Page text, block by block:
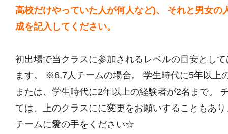
高校だけやっていた人が何人など)、 それと男女の
成を記入してください。
初出場で当クラスに参加されるレベルの目安とし
ます。 ※6,7人チームの場合。 学生時代に5年以上
または、学生時代に2年以上の経験者が2名まで。
ては、上のクラスにに変更をお願いすることもあ
チームに愛の手をください☆